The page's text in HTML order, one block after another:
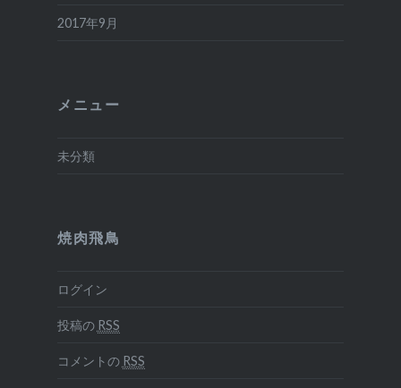
2017年9月
メニュー
未分類
焼肉飛鳥
ログイン
投稿の RSS
コメントの RSS